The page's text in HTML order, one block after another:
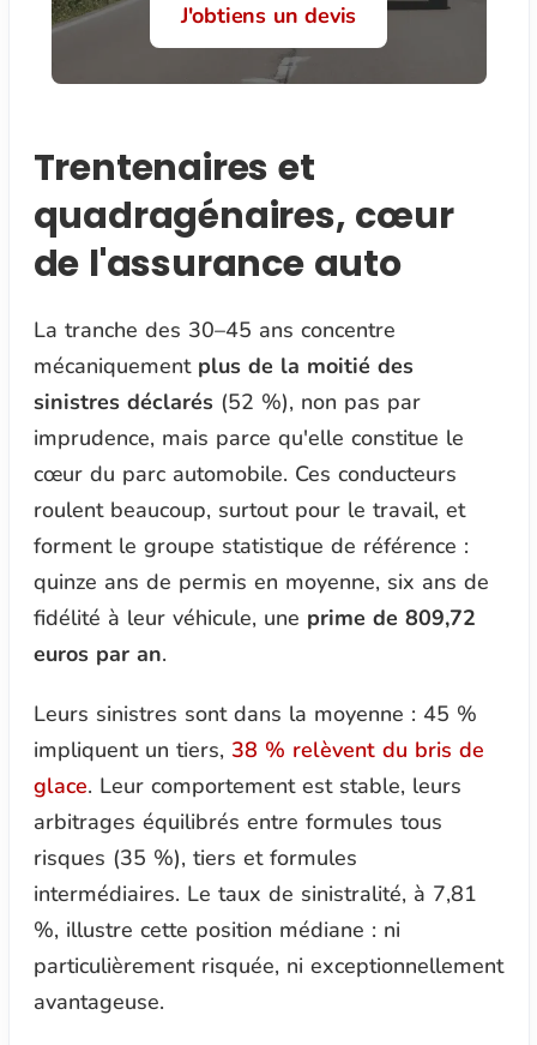
J'obtiens un devis
Trentenaires et
quadragénaires, cœur
de l'assurance auto
La tranche des 30–45 ans concentre
mécaniquement plus de la moitié des
sinistres déclarés(52 %), non pas par
imprudence, mais parce qu'elle constitue le
cœur du parc automobile. Ces conducteurs
roulent beaucoup, surtout pour le travail, et
forment le groupe statistique de référence :
quinze ans de permis en moyenne, six ans de
fidélité à leur véhicule, une prime de 809,72
euros par an.
Leurs sinistres sont dans la moyenne : 45 %
impliquent un tiers, 38 % relèvent du bris de
glace. Leur comportement est stable, leurs
arbitrages équilibrés entre formules tous
risques (35 %), tiers et formules
intermédiaires. Le taux de sinistralité, à 7,81
%, illustre cette position médiane : ni
particulièrement risquée, ni exceptionnellement
avantageuse.